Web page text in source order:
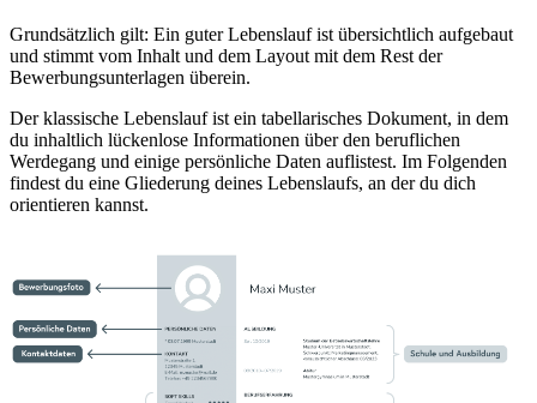
Grundsätzlich gilt: Ein guter Lebenslauf ist übersichtlich aufgebaut
und stimmt vom Inhalt und dem Layout mit dem Rest der
Bewerbungsunterlagen überein.
Der klassische Lebenslauf ist ein tabellarisches Dokument, in dem
du inhaltlich lückenlose Informationen über den beruflichen
Werdegang und einige persönliche Daten auflistest. Im Folgenden
findest du eine Gliederung deines Lebenslaufs, an der du dich
orientieren kannst.